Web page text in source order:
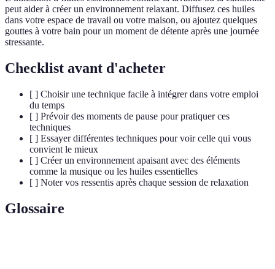
peut aider à créer un environnement relaxant. Diffusez ces huiles
dans votre espace de travail ou votre maison, ou ajoutez quelques
gouttes à votre bain pour un moment de détente après une journée
stressante.
Checklist avant d'acheter
[ ] Choisir une technique facile à intégrer dans votre emploi
du temps
[ ] Prévoir des moments de pause pour pratiquer ces
techniques
[ ] Essayer différentes techniques pour voir celle qui vous
convient le mieux
[ ] Créer un environnement apaisant avec des éléments
comme la musique ou les huiles essentielles
[ ] Noter vos ressentis après chaque session de relaxation
Glossaire